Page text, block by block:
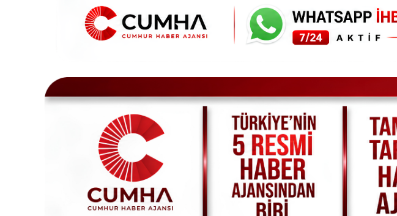
Yerel Yönetimler
Sivil Toplum Kuruluşları
Kamu Kurumları ve Üst Kurullar